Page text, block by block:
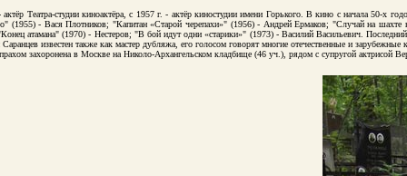
Театра-студии киноактёра, с 1957 г. - актёр киностудии имени Горького. В кино с начала 50-х
(1955) - Вася Плотников; "Капитан «Старой черепахи»" (1956) - Андрей Ермаков; "Случай на
атамана" (1970) - Нестеров; "В бой идут одни «старики»" (1973) - Василий Васильевич.
известен также как мастер дубляжа, его голосом говорят многие отечественные и зарубежные
захоронена в Москве на Николо-Архангельском кладбище (46 уч.), рядом с супругой актрисой